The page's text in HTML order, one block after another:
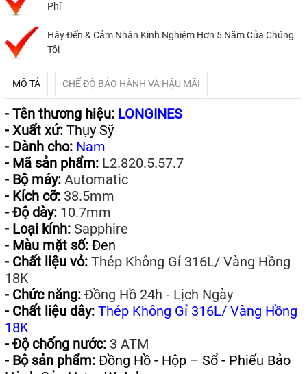
Phí
Hãy Đến & Cảm Nhận Kinh Nghiệm Hơn 5 Năm Của Chúng
Tôi
MÔ TẢ CHẾ ĐỘ BẢO HÀNH VÀ HẬU MÃI
- Tên thương hiệu: LONGINES
- Xuất xứ: Thụy Sỹ
- Dành cho: Nam
- Mã sản phẩm:L2.820.5.57.7
- Bộ máy:Automatic
- Kích cỡ:38.5mm
- Độ dày:10.7mm
- Loại kính:Sapphire
- Màu mặt số: Đen
- Chất liệu vỏ:Thép Không Gỉ 316L/ Vàng Hồng
18K
- Chức năng:Đồng Hồ 24h - Lịch Ngày
- Chất liệu dây: Thép Không Gỉ 316L/ Vàng Hồng
18K
- Độ chống nước:3 ATM
- Bộ sản phẩm: Đồng Hồ - Hộp – Sổ - Phiếu Bảo